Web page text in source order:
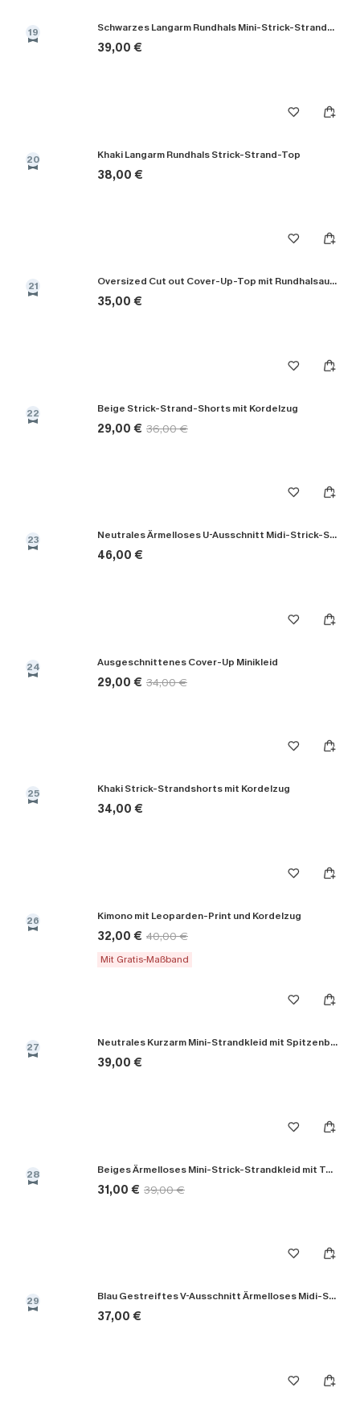
19 Schwarzes Langarm Rundhals Mini-Strick-Strandkleid
39,00 €
20 Khaki Langarm Rundhals Strick-Strand-Top
38,00 €
21 Oversized Cut out Cover-Up-Top mit Rundhalsausschnitt
35,00 €
22 Beige Strick-Strand-Shorts mit Kordelzug
29,00 € 36,00 €
23 Neutrales Ärmelloses U-Ausschnitt Midi-Strick-Strandkleid
46,00 €
24 Ausgeschnittenes Cover-Up Minikleid
29,00 € 34,00 €
25 Khaki Strick-Strandshorts mit Kordelzug
34,00 €
26 Kimono mit Leoparden-Print und Kordelzug
32,00 € 40,00 €
Mit Gratis-Maßband
27 Neutrales Kurzarm Mini-Strandkleid mit Spitzenbesatz
39,00 €
28 Beiges Ärmelloses Mini-Strick-Strandkleid mit Tunnelzug
31,00 € 39,00 €
29 Blau Gestreiftes V-Ausschnitt Ärmelloses Midi-Strick-Strandkleid
37,00 €